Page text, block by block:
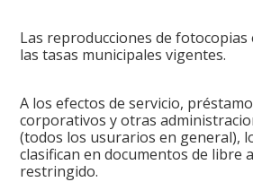
Las reproducciones de
las tasas municipales vigentes.
A los efectos de servicio,
corporativos y otras
(todos los usurarios en general),
clasifican en documentos de libre
restringido.